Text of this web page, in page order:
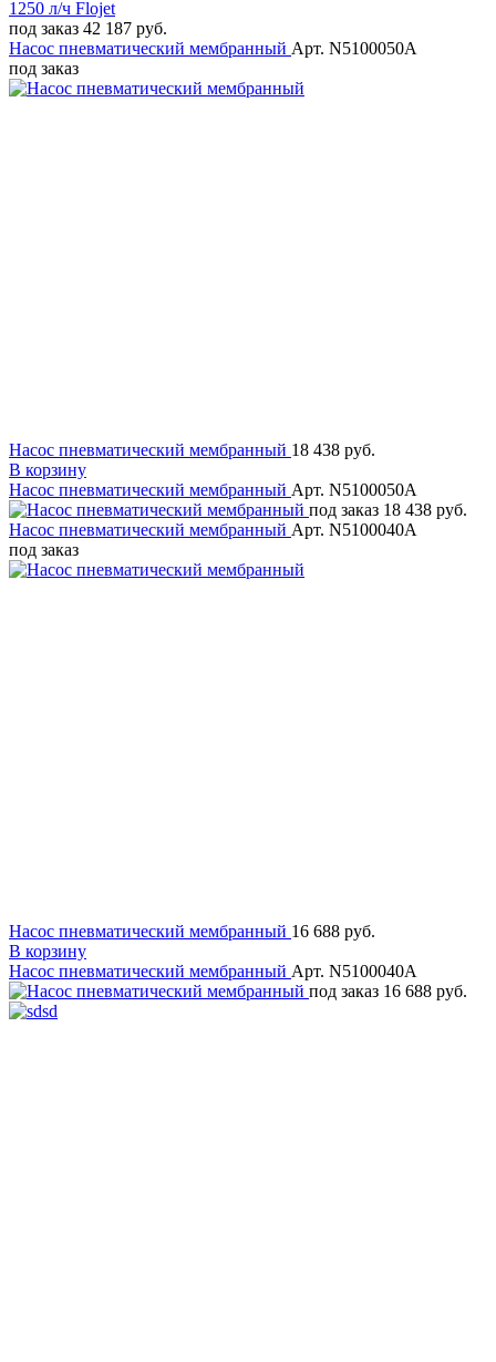
под заказ 42 187 руб.
Насос пневматический мембранный Арт. N5100050A
под заказ
Насос пневматический мембранный 18 438 руб.
В корзину
Насос пневматический мембранный Арт. N5100050A
под заказ 18 438 руб.
Насос пневматический мембранный Арт. N5100040A
под заказ
Насос пневматический мембранный 16 688 руб.
В корзину
Насос пневматический мембранный Арт. N5100040A
под заказ 16 688 руб.